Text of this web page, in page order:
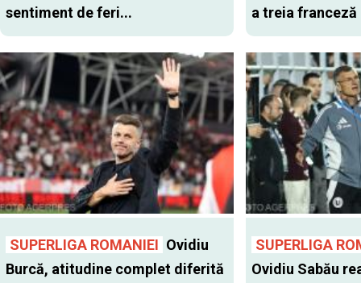
sentiment de feri... a treia franceză
SUPERLIGA ROMANIEI Ovidiu
Burcă, atitudine complet diferită
SUPERLIGA
Ovidiu Sabău